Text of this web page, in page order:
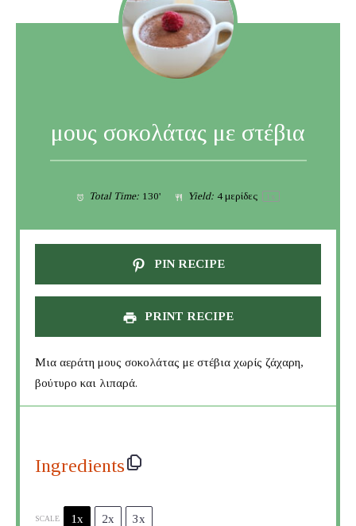
μους σοκολάτας με στέβια
Total Time: 130' Yield: 4 μερίδες 1 x
PIN RECIPE
PRINT RECIPE
Μια αεράτη μους σοκολάτας με στέβια χωρίς ζάχαρη,
βούτυρο και λιπαρά.
Ingredients
SCALE 1x 2x 3x